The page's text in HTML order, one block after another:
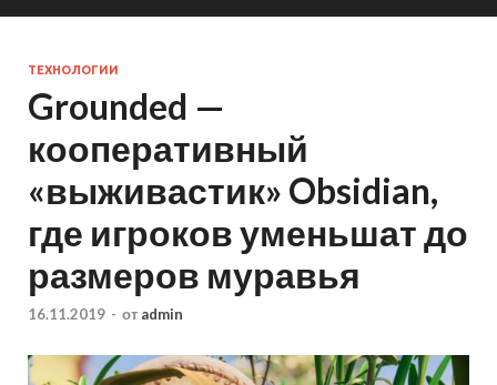
ТЕХНОЛОГИИ
Grounded —
кооперативный
«выживастик» Obsidian,
где игроков уменьшат до
размеров муравья
16.11.2019 - от admin